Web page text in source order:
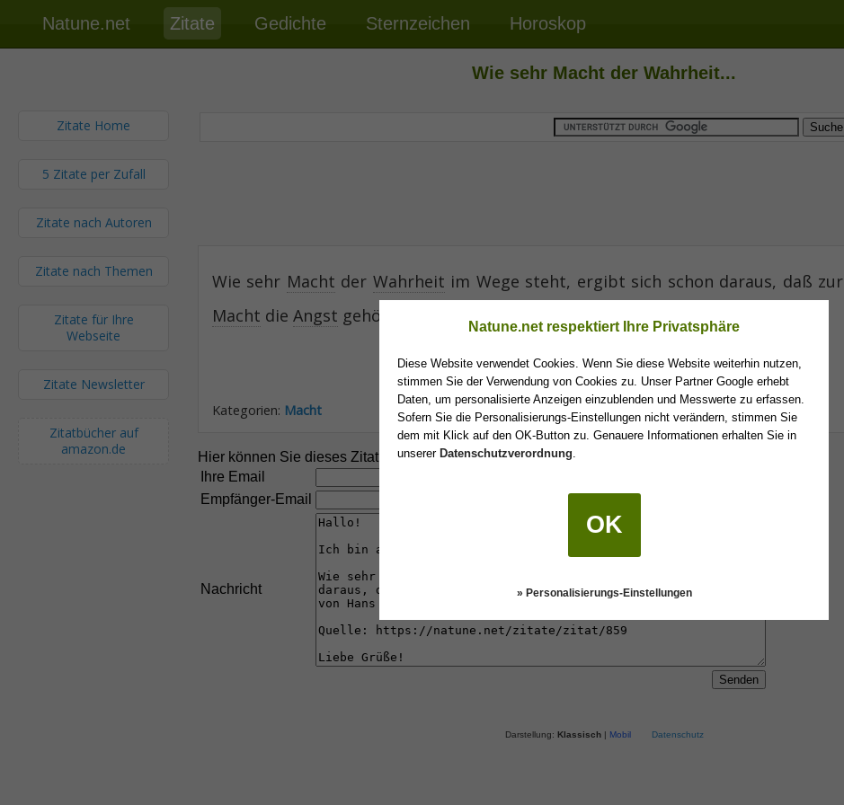
Natune.net Zitate Gedichte Sternzeichen Horoskop
Wie sehr Macht der Wahrheit...
Zitate Home
5 Zitate per Zufall
Zitate nach Autoren
Zitate nach Themen
Zitate für Ihre
Webseite
Zitate Newsletter
Zitatbücher auf
amazon.de
Wie sehr Macht der Wahrheit im Wege steht, ergibt sich schon daraus, daß zur
Macht die Angst gehört.
Kategorien: Macht
Hier können Sie dieses Zitat an einen Freund oder an sich selbst senden.
Ihre Email
Empfänger-Email
Nachricht
Darstellung: Klassisch| Mobil Datenschutz
Natune.net respektiert Ihre Privatsphäre
Diese Website verwendet Cookies. Wenn Sie diese Website weiterhin nutzen,
stimmen Sie der Verwendung von Cookies zu. Unser Partner Google erhebt
Daten, um personalisierte Anzeigen einzublenden und Messwerte zu erfassen.
Sofern Sie die Personalisierungs-Einstellungen nicht verändern, stimmen Sie
dem mit Klick auf den OK-Button zu. Genauere Informationen erhalten Sie in
unserer Datenschutzverordnung.
OK
» Personalisierungs-Einstellungen